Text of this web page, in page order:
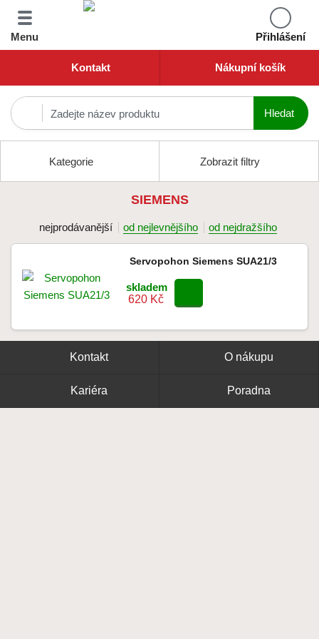
Menu Přihlášení
Kontakt Nákupní košík
Kategorie Zobrazit filtry
SIEMENS
nejprodávanější od nejlevnějšího od nejdražšího
Servopohon Siemens SUA21/3
skladem
620 Kč
Kontakt O nákupu
Kariéra Poradna